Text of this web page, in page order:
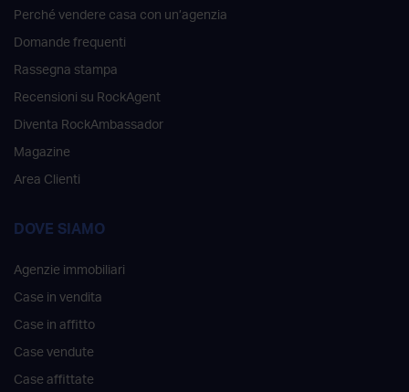
Perché vendere casa con un’agenzia
Domande frequenti
Rassegna stampa
Recensioni su RockAgent
Diventa RockAmbassador
Magazine
Area Clienti
DOVE SIAMO
Agenzie immobiliari
Case in vendita
Case in affitto
Case vendute
Case affittate